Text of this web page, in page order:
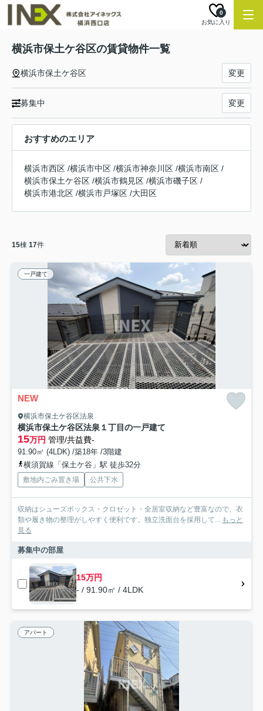
お気に入り
0
横浜市保土ケ谷区の賃貸物件一覧
横浜市保土ケ谷区 変更
募集中 変更
おすすめのエリア
横浜市西区 /横浜市中区 /横浜市神奈川区 /横浜市南区 /
横浜市保土ケ谷区 /横浜市鶴見区 /横浜市磯子区 /
横浜市港北区 /横浜市戸塚区 /大田区
15棟 17件
一戸建て
NEW
横浜市保土ケ谷区法泉
横浜市保土ケ谷区法泉１丁目の一戸建て
15万円 管理/共益費-
91.90㎡ (4LDK) /築18年 /3階建
横須賀線「保土ケ谷」駅 徒歩32分
敷地内ごみ置き場 公共下水
収納はシューズボックス・クロゼット・全居室収納など豊富なので、衣
類や履き物の整理がしやすく便利です。独立洗面台を採用して... もっと
見る
募集中の部屋
15万円
- / 91.90㎡ / 4LDK
アパート